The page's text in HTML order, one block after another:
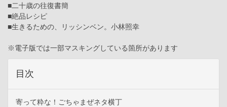
■二十歳の往復書簡
■絶品レシピ
■生きるための、リッシンベン。小林照幸
※電子版では一部マスキングしている箇所があります
目次
寄って粋な！ごちゃまぜネタ横丁